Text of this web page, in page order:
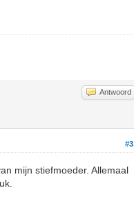
Antwoord
#3
mijn stiefmoeder. Allemaal